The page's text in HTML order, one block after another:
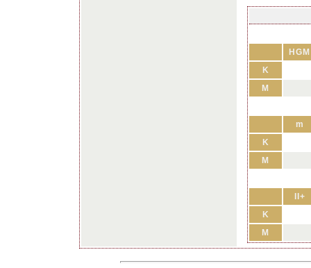
HGM
K
M
m
K
M
II+
K
M